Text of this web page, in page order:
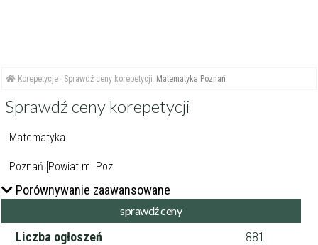
Korepetycje Sprawdź ceny korepetycji Matematyka Poznań
Sprawdź ceny korepetycji
Porównywanie zaawansowane
Liczba ogłoszeń
881